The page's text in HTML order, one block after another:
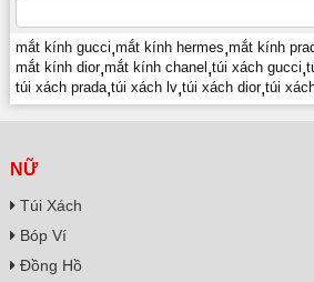
mắt kính gucci,mắt kính hermes,mắt kính
mắt kính dior,mắt kính chanel ,túi xách gucci,
túi xách prada,túi xách lv,túi xách dior,túi
NỮ
Túi Xách
Bóp Ví
Đồng Hồ